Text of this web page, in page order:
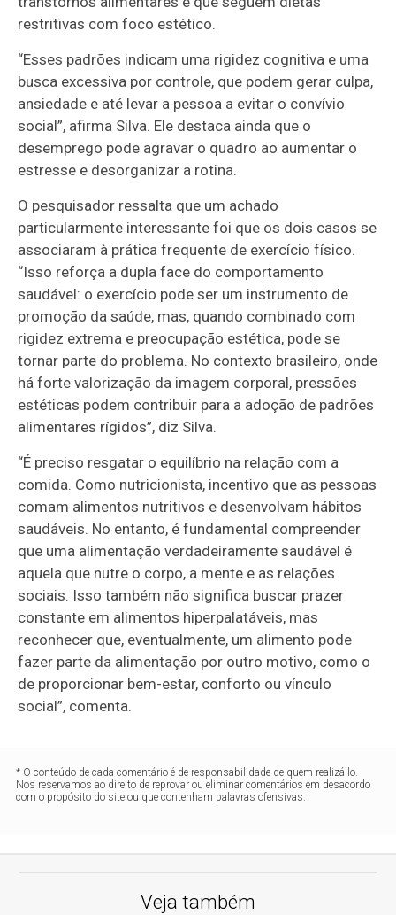
restritivas com foco estético.
“Esses padrões indicam uma rigidez cognitiva e uma
busca excessiva por controle, que podem gerar culpa,
ansiedade e até levar a pessoa a evitar o convívio
social”, afirma Silva. Ele destaca ainda que o
desemprego pode agravar o quadro ao aumentar o
estresse e desorganizar a rotina.
O pesquisador ressalta que um achado
particularmente interessante foi que os dois casos se
associaram à prática frequente de exercício físico.
“Isso reforça a dupla face do comportamento
saudável: o exercício pode ser um instrumento de
promoção da saúde, mas, quando combinado com
rigidez extrema e preocupação estética, pode se
tornar parte do problema. No contexto brasileiro, onde
há forte valorização da imagem corporal, pressões
estéticas podem contribuir para a adoção de padrões
alimentares rígidos”, diz Silva.
“É preciso resgatar o equilíbrio na relação com a
comida. Como nutricionista, incentivo que as pessoas
comam alimentos nutritivos e desenvolvam hábitos
saudáveis. No entanto, é fundamental compreender
que uma alimentação verdadeiramente saudável é
aquela que nutre o corpo, a mente e as relações
sociais. Isso também não significa buscar prazer
constante em alimentos hiperpalatáveis, mas
reconhecer que, eventualmente, um alimento pode
fazer parte da alimentação por outro motivo, como o
de proporcionar bem-estar, conforto ou vínculo
social”, comenta.
* O conteúdo de cada comentário é de responsabilidade de quem realizá-lo.
Nos reservamos ao direito de reprovar ou eliminar comentários em desacordo
com o propósito do site ou que contenham palavras ofensivas.
Veja também